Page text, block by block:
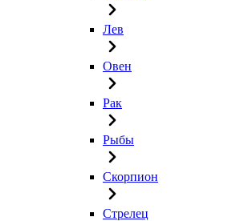
Лев
Овен
Рак
Рыбы
Скорпион
Стрелец